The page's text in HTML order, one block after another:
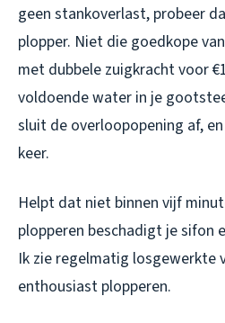
geen stankoverlast, probeer
plopper. Niet die goedkope
met dubbele zuigkracht voor
voldoende water in je
sluit de overloopopening af,
keer.
Helpt dat niet binnen vijf
plopperen beschadigt je sifon
Ik zie regelmatig losgewerkte
enthousiast plopperen.